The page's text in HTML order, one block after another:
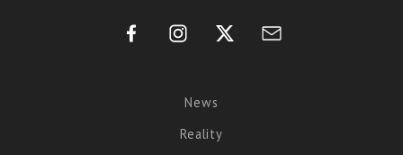
News
Reality